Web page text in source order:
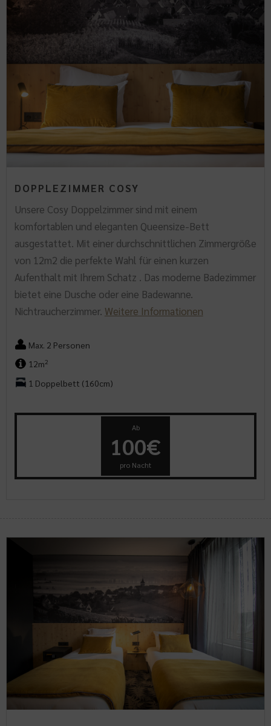
DOPPLEZIMMER COSY
Unsere Cosy Doppelzimmer sind mit einem
komfortablen und eleganten Queensize-Bett
ausgestattet. Mit einer durchschnittlichen Zimmergröße
von 12m2 die perfekte Wahl für einen kurzen
Aufenthalt mit Ihrem Schatz . Das moderne Badezimmer
bietet eine Dusche oder eine Badewanne.
Nichtraucherzimmer. Weitere Informationen
Max. 2 Personen
12m2
1 Doppelbett (160cm)
Ab
100€
pro Nacht